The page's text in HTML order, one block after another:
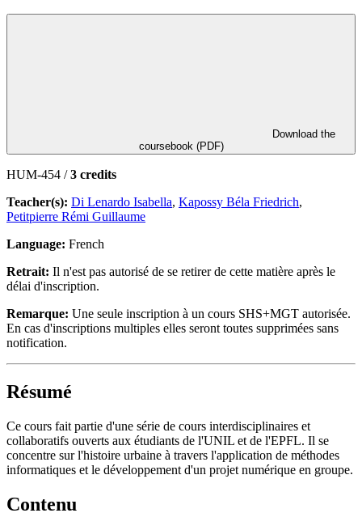
coursebook (PDF)
HUM-454 /3 credits
Teacher(s): Di Lenardo Isabella, Kapossy Béla Friedrich,
Petitpierre Rémi Guillaume
Language: French
Retrait: Il n'est pas autorisé de se retirer de cette matière après le
délai d'inscription.
Remarque: Une seule inscription à un cours SHS+MGT autorisée.
En cas d'inscriptions multiples elles seront toutes supprimées sans
notification.
Résumé
Ce cours fait partie d'une série de cours interdisciplinaires et
collaboratifs ouverts aux étudiants de l'UNIL et de l'EPFL. Il se
concentre sur l'histoire urbaine à travers l'application de méthodes
informatiques et le développement d'un projet numérique en groupe.
Contenu